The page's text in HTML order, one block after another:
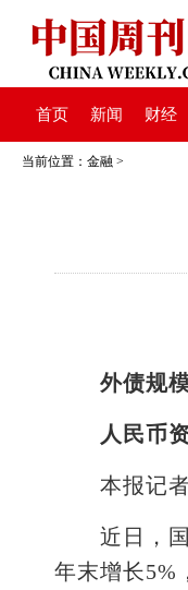
首页 新闻 财经
当前位置： 金融 >
外债规
人民币
本报记者
近日，国
年末增长5%